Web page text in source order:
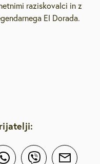
raziskovalci in z
El Dorada.